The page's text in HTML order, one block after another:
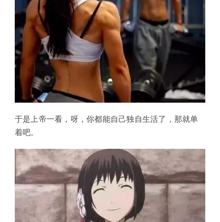
于是上帝一看，呀，你都能自己独自生活了，那就单
着吧。